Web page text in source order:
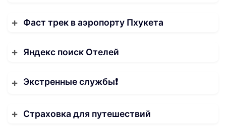
Фаст трек в аэропорту Пхукета
Яндекс поиск Отелей
Экстренные службы❗️
Страховка для путешествий